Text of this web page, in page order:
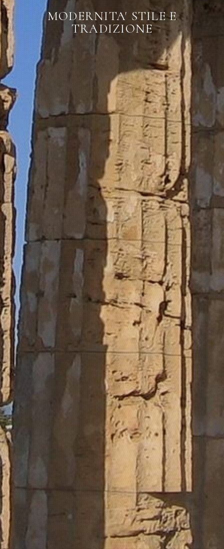
MODERNITA' STILE E
TRADIZIONE